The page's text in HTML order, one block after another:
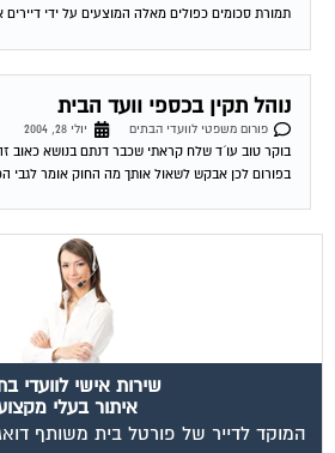
תמורת סכומים כפולים מאלה המוצעים על ידי דיירים
נוהל תקין בכספי וועד הבית
פורום משפטי לוועדי הבתים
יולי 28, 2004
בוקר טוב עו´ד שלח קראתי שכבר דנתם בנושא כאוב
בפורום לכן אבקש לשאול אותך מה החוק אומר לגבי
שירות אישי לוועדי
איתור בעלי
המוקד לדייר של פורטל בית משותף